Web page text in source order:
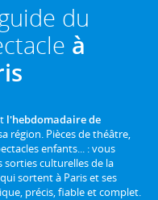
du
à
l'hebdomadaire de
région. Pièces de théâtre,
enfants... : vous
culturelles de la
sortent à Paris et ses
précis, fiable et complet.